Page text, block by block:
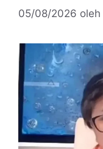
05/08/2026 oleh